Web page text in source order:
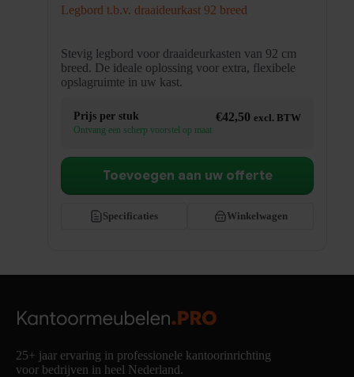
Legbord t.b.v. draaideurkast 92 breed
Stevig legbord voor draaideurkasten van 92 cm
breed. De ideale oplossing voor extra, flexibele
opslagruimte in uw kast.
Prijs per stuk €42,50 excl. BTW
Ontvang een scherp voorstel op maat
Specificaties Winkelwagen
Toevoegen aan uw offerte
25+ jaar ervaring in professionele kantoorinrichting
voor bedrijven in heel Nederland.